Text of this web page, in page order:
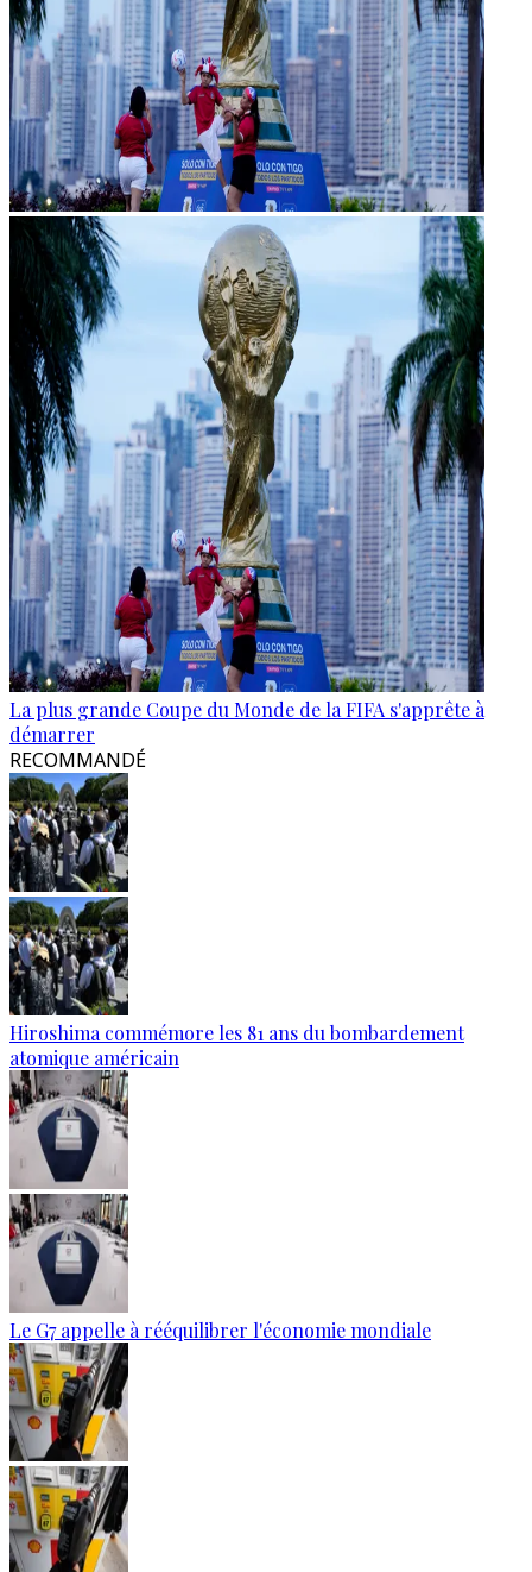
La plus grande Coupe du Monde de la FIFA s'apprête à
démarrer
RECOMMANDÉ
Hiroshima commémore les 81 ans du bombardement
atomique américain
Le G7 appelle à rééquilibrer l'économie mondiale